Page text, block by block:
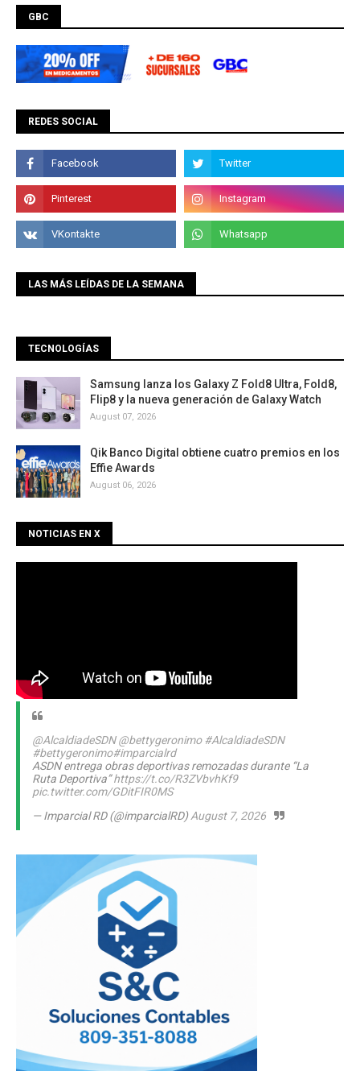
GBC
REDES SOCIAL
LAS MÁS LEÍDAS DE LA SEMANA
TECNOLOGÍAS
Samsung lanza los Galaxy Z Fold8 Ultra, Fold8,
Flip8 y la nueva generación de Galaxy Watch
August 07, 2026
Qik Banco Digital obtiene cuatro premios en los
Effie Awards
August 06, 2026
NOTICIAS EN X
@AlcaldiadeSDN @bettygeronimo #AlcaldiadeSDN
#bettygeronimo#imparcialrd
ASDN entrega obras deportivas remozadas durante “La
Ruta Deportiva”https://t.co/R3ZVbvhKf9
pic.twitter.com/GDitFIR0MS
— Imparcial RD (@imparcialRD)August 7, 2026